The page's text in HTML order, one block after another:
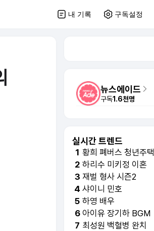
내 기록 구독설정
뉴스에이드
구독1.6천명
실시간 트렌드
1 황희 폐버스 청년주택
2 하리수 미키정 이혼
3 재벌 형사 시즌2
4 샤이니 민호
5 하영 배우
6 아이유 장기하 BGM
7 최성원 백혈병 완치